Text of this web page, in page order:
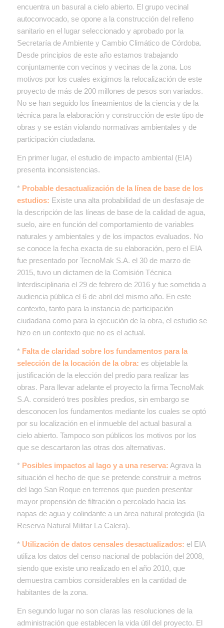
encuentra un basural a cielo abierto. El grupo vecinal
autoconvocado, se opone a la construcción del relleno
sanitario en el lugar seleccionado y aprobado por la
Secretaría de Ambiente y Cambio Climático de Córdoba.
Desde principios de este año estamos trabajando
conjuntamente con vecinos y vecinas de la zona. Los
motivos por los cuales exigimos la relocalización de este
proyecto de más de 200 millones de pesos son variados.
No se han seguido los lineamientos de la ciencia y de la
técnica para la elaboración y construcción de este tipo de
obras y se están violando normativas ambientales y de
participación ciudadana.
En primer lugar, el estudio de impacto ambiental (EIA)
presenta inconsistencias.
* Probable desactualización de la línea de base de los
estudios: Existe una alta probabilidad de un desfasaje de
la descripción de las líneas de base de la calidad de agua,
suelo, aire en función del comportamiento de variables
naturales y ambientales y de los impactos evaluados. No
se conoce la fecha exacta de su elaboración, pero el EIA
fue presentado por TecnoMak S.A. el 30 de marzo de
2015, tuvo un dictamen de la Comisión Técnica
Interdisciplinaria el 29 de febrero de 2016 y fue sometida a
audiencia pública el 6 de abril del mismo año. En este
contexto, tanto para la instancia de participación
ciudadana como para la ejecución de la obra, el estudio se
hizo en un contexto que no es el actual.
* Falta de claridad sobre los fundamentos para la
selección de la locación de la obra: es objetable la
justificación de la elección del predio para realizar las
obras. Para llevar adelante el proyecto la firma TecnoMak
S.A. consideró tres posibles predios, sin embargo se
desconocen los fundamentos mediante los cuales se optó
por su localización en el inmueble del actual basural a
cielo abierto. Tampoco son públicos los motivos por los
que se descartaron las otras dos alternativas.
* Posibles impactos al lago y a una reserva: Agrava la
situación el hecho de que se pretende construir a metros
del lago San Roque en terrenos que pueden presentar
mayor propensión de filtración o percolado hacia las
napas de agua y colindante a un área natural protegida (la
Reserva Natural Militar La Calera).
* Utilización de datos censales desactualizados: el EIA
utiliza los datos del censo nacional de población del 2008,
siendo que existe uno realizado en el año 2010, que
demuestra cambios considerables en la cantidad de
habitantes de la zona.
En segundo lugar no son claras las resoluciones de la
administración que establecen la vida útil del proyecto. El